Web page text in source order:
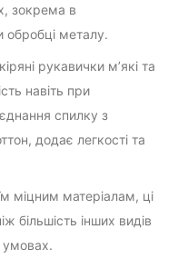
зокрема в
металу.
рукавички м’які та
навіть при
спилку з
додає легкості та
міцним матеріалам, ці
більшість інших видів
умовах.